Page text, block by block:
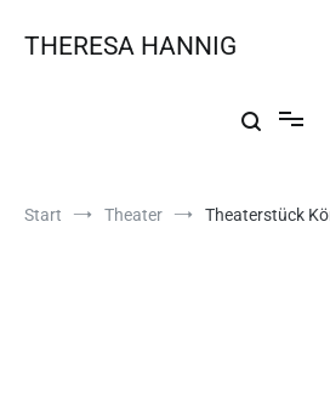
THERESA HANNIG
Start Theater Theaterstück